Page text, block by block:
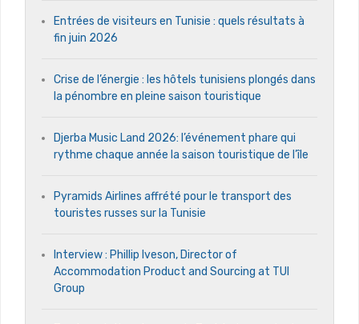
Entrées de visiteurs en Tunisie : quels résultats à
fin juin 2026
Crise de l’énergie : les hôtels tunisiens plongés dans
la pénombre en pleine saison touristique
Djerba Music Land 2026: l’événement phare qui
rythme chaque année la saison touristique de l’île
Pyramids Airlines affrété pour le transport des
touristes russes sur la Tunisie
Interview : Phillip Iveson, Director of
Accommodation Product and Sourcing at TUI
Group